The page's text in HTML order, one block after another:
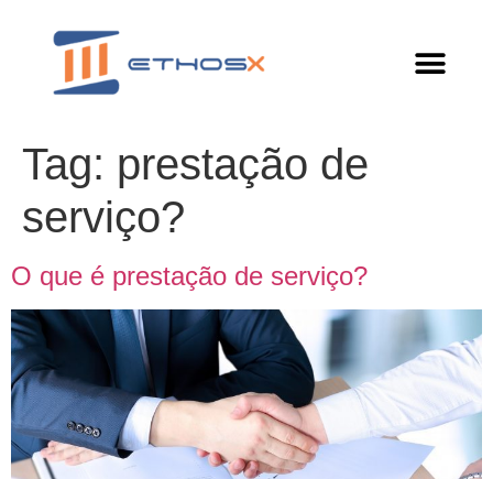
Tag: prestação de
serviço?
O que é prestação de serviço?